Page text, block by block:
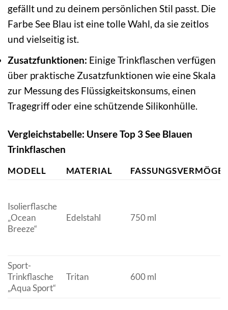
gefällt und zu deinem persönlichen Stil passt. Die
Farbe See Blau ist eine tolle Wahl, da sie zeitlos
und vielseitig ist.
Zusatzfunktionen: Einige Trinkflaschen verfügen
über praktische Zusatzfunktionen wie eine Skala
zur Messung des Flüssigkeitskonsums, einen
Tragegriff oder eine schützende Silikonhülle.
Vergleichstabelle: Unsere Top 3 See Blauen
Trinkflaschen
MODELL MATERIAL
Isolierflasche
„Ocean
Breeze“
Edelstahl 750 ml
Sport-
Trinkflasche
„Aqua Sport“
Tritan 600 ml